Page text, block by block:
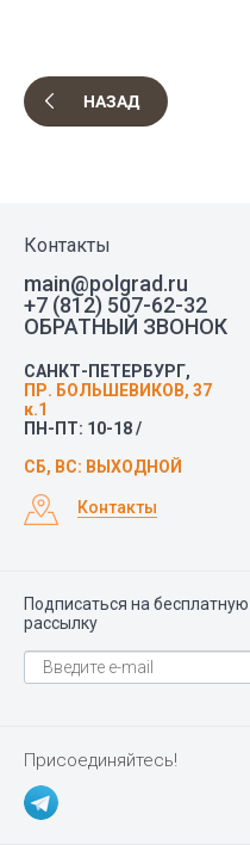
НАЗАД
Контакты
main@polgrad.ru
+7 (812) 507-62-32
ОБРАТНЫЙ ЗВОНОК
САНКТ-ПЕТЕРБУРГ,
ПР. БОЛЬШЕВИКОВ, 37
к.1
ПН-ПТ: 10-18 /
СБ, ВС: ВЫХОДНОЙ
Контакты
Подписаться на бесплатную
рассылку
Присоединяйтесь!